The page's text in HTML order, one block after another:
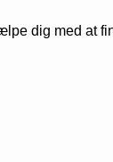
dig med at